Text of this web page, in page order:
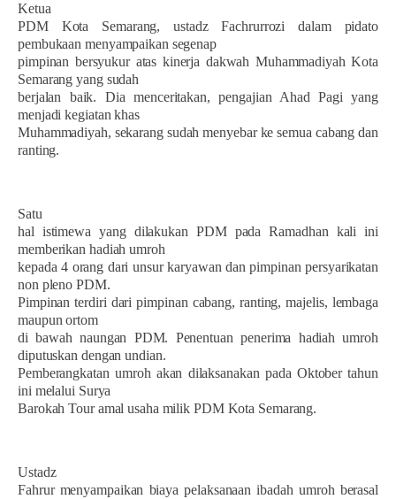
Ketua
PDM Kota Semarang, ustadz Fachrurrozi dalam pidato
pembukaan menyampaikan segenap
pimpinan bersyukur atas kinerja dakwah Muhammadiyah Kota
Semarang yang sudah
berjalan baik. Dia menceritakan, pengajian Ahad Pagi yang
menjadi kegiatan khas
Muhammadiyah, sekarang sudah menyebar ke semua cabang dan
ranting.
Satu
hal istimewa yang dilakukan PDM pada Ramadhan kali ini
memberikan hadiah umroh
kepada 4 orang dari unsur karyawan dan pimpinan persyarikatan
non pleno PDM.
Pimpinan terdiri dari pimpinan cabang, ranting, majelis, lembaga
maupun ortom
di bawah naungan PDM. Penentuan penerima hadiah umroh
diputuskan dengan undian.
Pemberangkatan umroh akan dilaksanakan pada Oktober tahun
ini melalui Surya
Barokah Tour amal usaha milik PDM Kota Semarang.
Ustadz
Fahrur menyampaikan biaya pelaksanaan ibadah umroh berasal